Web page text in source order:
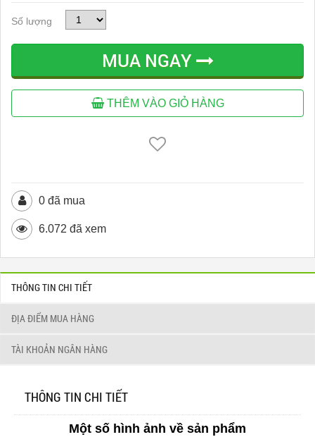
Số lượng
MUA NGAY
THÊM VÀO GIỎ HÀNG
0 đã mua
6.072 đã xem
THÔNG TIN CHI TIẾT
ĐỊA ĐIỂM MUA HÀNG
TÀI KHOẢN NGÂN HÀNG
THÔNG TIN CHI TIẾT
Một số hình ảnh về sản phẩm